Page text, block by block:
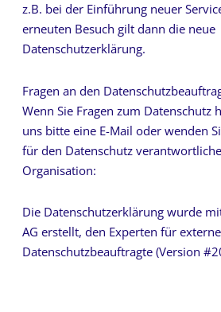
z.B. bei der Einführung neuer
erneuten Besuch gilt dann die neue
Datenschutzerklärung.
Fragen an den
Wenn Sie Fragen zum Datenschutz
uns bitte eine E-Mail oder wenden
für den Datenschutz
Organisation:
Die Datenschutzerklärung wurde
AG erstellt, den Experten für externe
Datenschutzbeauftragte (Version